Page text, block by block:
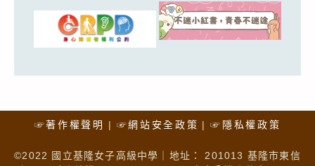
☞著作權聲明 ☞網站安全政策 ☞隱私權政策
©2022 國立基隆女子高級中學｜地址： 201013 基隆市東信